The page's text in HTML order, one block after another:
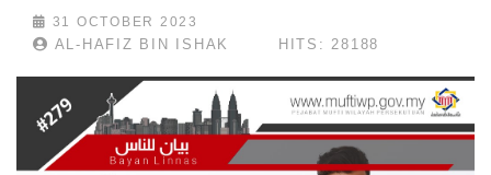
31 OCTOBER 2023
AL-HAFIZ BIN ISHAK HITS: 28188